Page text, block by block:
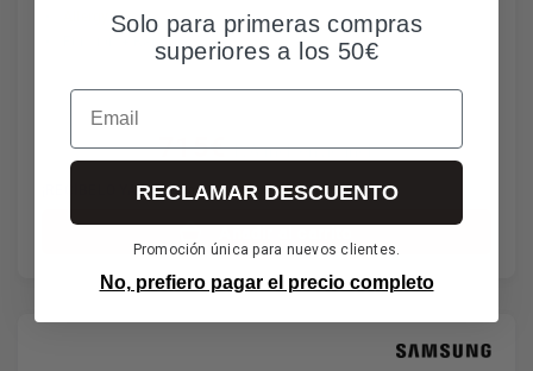
AllergyCare
Función + Rápido
715€IVA incl. envío incl.
¡RECÍBELO YA!
Quedan 10 en oferta
Añadir al carrito
Solo para primeras compras
superiores a los 50€
Email
RECLAMAR DESCUENTO
Promoción única para nuevos clientes.
No, prefiero pagar el precio completo